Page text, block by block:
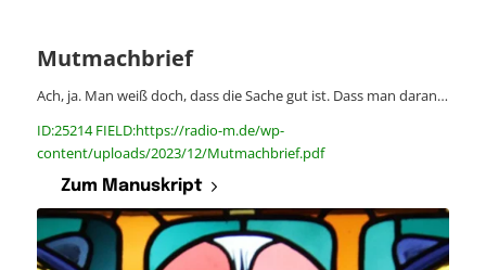
Mutmachbrief
Ach, ja. Man weiß doch, dass die Sache gut ist. Dass man daran…
ID:25214 FIELD:https://radio-m.de/wp-
content/uploads/2023/12/Mutmachbrief.pdf
Zum Manuskript